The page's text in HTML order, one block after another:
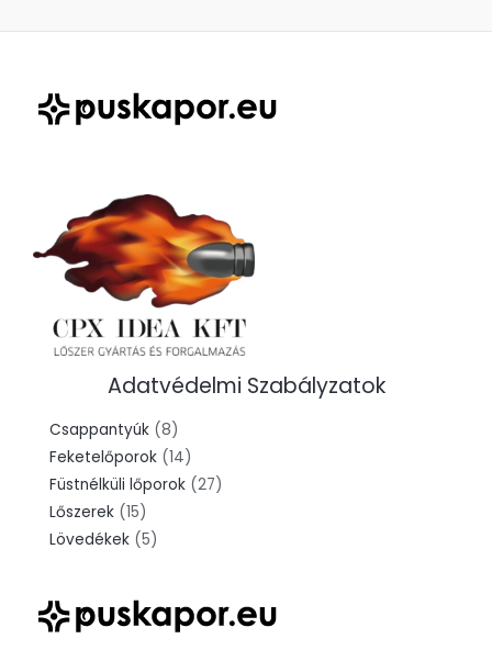
Adatvédelmi Szabályzatok
Csappantyúk 88
termék
Feketelőporok 1414
termék
Füstnélküli lőporok 2727
Lőszerek 1515
termék
Lövedékek 55